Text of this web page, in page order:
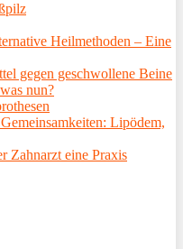
Heilmethoden – Eine
gegen geschwollene Beine
nun?
Lipödem,
Zahnarzt eine Praxis